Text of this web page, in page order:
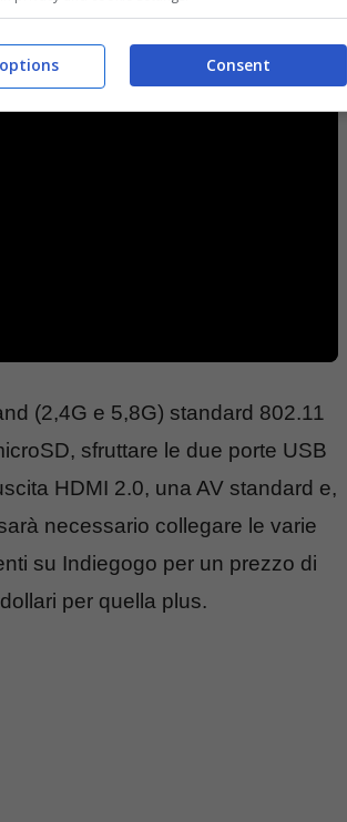
(2,4G e 5,8G) standard 802.11
sfruttare le due porte USB
HDMI 2.0, una AV standard e,
necessario collegare le varie
su Indiegogo per un prezzo di
per quella plus.
Consent